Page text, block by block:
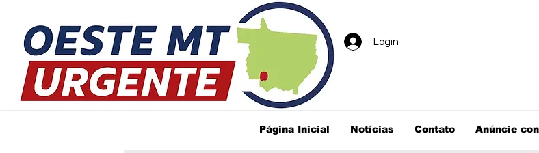
Login
Página Inicial Notícias Contato Anúncie